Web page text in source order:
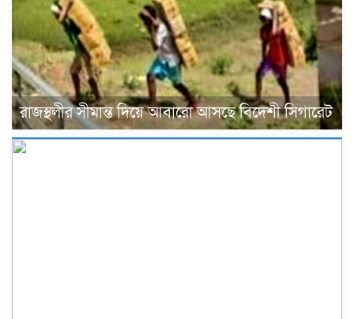
রাজস্থলীর সীমান্ত দিয়ে আবারো আসছে বিদেশী সিগারেট